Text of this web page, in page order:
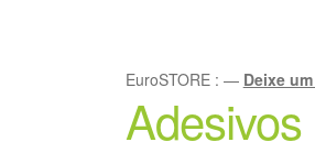
EuroSTORE : — Deixe